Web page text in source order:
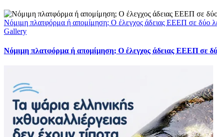
Νόμιμη πλατφόρμα ή απομίμηση; Ο έλεγχος άδειας ΕΕΕΠ σε δύο
Gallery
Νόμιμη πλατφόρμα ή απομίμηση; Ο έλεγχος άδειας ΕΕΕΠ σε